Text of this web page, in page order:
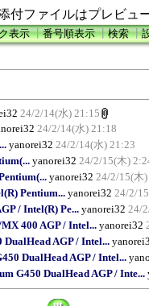
ファイルはプレビュ
表示┃番号順表示┃検索┃
24/2/14(水) 21:15
24/2/14(水) 21:18
yanorei32 24/2/14(水) 21:23
yanorei32 24/2/15(木)
yanorei32 24/2/15(木)
Pentium... yanorei32 24/2/
/ Intel(R) Pe... yanorei32 24/
400 AGP / Intel... yanorei32
AGP / Intel...
DualHead AGP / Intel...
G450 DualHead AGP / Inte...